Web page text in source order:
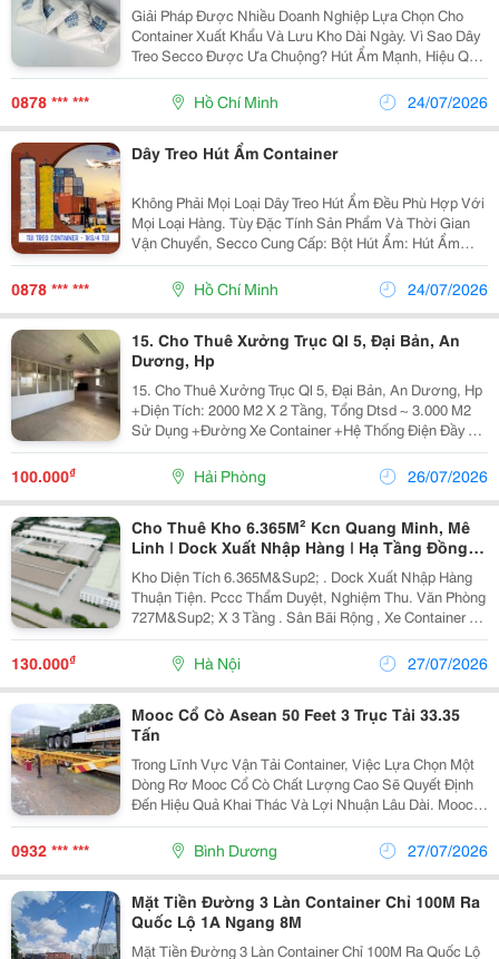
Giải Pháp Được Nhiều Doanh Nghiệp Lựa Chọn Cho
Container Xuất Khẩu Và Lưu Kho Dài Ngày. Vì Sao Dây
Treo Secco Được Ưa Chuộng? Hút Ẩm Mạnh, Hiệu Quả
Trong Môi Trường Độ Ẩm Cao. Giúp Hạn Chế Mốc, Đọng
Sương (&Ldquo;Đổ Mồ Hôi...
0878 *** *** Hồ Chí Minh 24/07/2026
Dây Treo Hút Ẩm Container
Không Phải Mọi Loại Dây Treo Hút Ẩm Đều Phù Hợp Với
Mọi Loại Hàng. Tùy Đặc Tính Sản Phẩm Và Thời Gian
Vận Chuyển, Secco Cung Cấp: Bột Hút Ẩm: Hút Ẩm
Mạnh, Phù Hợp Container Đường Biển Dài Ngày. Silica
Gel: Sạch, An Toàn Cho Hàng May Mặc, Điện...
0878 *** *** Hồ Chí Minh 24/07/2026
15. Cho Thuê Xưởng Trục Ql 5, Đại Bản, An
Dương, Hp
15. Cho Thuê Xưởng Trục Ql 5, Đại Bản, An Dương, Hp
+Diện Tích: 2000 M2 X 2 Tầng, Tổng Dtsd ~ 3.000 M2
Sử Dụng +Đường Xe Container +Hệ Thống Điện Đầy Đủ
+Công Năng : Có Đầy Đủ Các Phòng Ban. +Có Mấy
Cổng Để Xe Tải Chở Hàng, Nhà Wc, Nhà Để Xe,...
100.000₫ Hải Phòng 26/07/2026
Cho Thuê Kho 6.365M² Kcn Quang Minh, Mê
Linh | Dock Xuất Nhập Hàng | Hạ Tầng Đồng
Bộ
Kho Diện Tích 6.365M&Sup2; . Dock Xuất Nhập Hàng
Thuận Tiện. Pccc Thẩm Duyệt, Nghiệm Thu. Văn Phòng
727M&Sup2; X 3 Tầng . Sân Bãi Rộng , Xe Container 40
Feet Hoạt Động 24/7. Kcn Quang Minh, Mê Linh , Gần
Sân Bay Nội Bài....
130.000₫ Hà Nội 27/07/2026
Mooc Cổ Cò Asean 50 Feet 3 Trục Tải 33.35
Tấn
Trong Lĩnh Vực Vận Tải Container, Việc Lựa Chọn Một
Dòng Rơ Mooc Cổ Cò Chất Lượng Cao Sẽ Quyết Định
Đến Hiệu Quả Khai Thác Và Lợi Nhuận Lâu Dài. Mooc
Cổ Cò Asean 50 Feet 3 Trục Tải 33.35 Tấn Được Thiết
Kế Dành Cho Các Đơn Vị Vận Tải Chuyên Nghiệp,...
0932 *** *** Bình Dương 27/07/2026
Mặt Tiền Đường 3 Làn Container Chỉ 100M Ra
Quốc Lộ 1A Ngang 8M
Mặt Tiền Đường 3 Làn Container Chỉ 100M Ra Quốc Lộ